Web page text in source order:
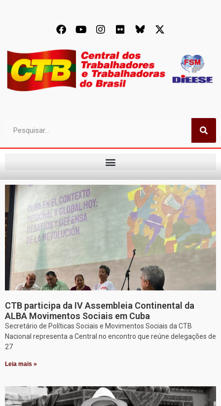
CTB participa da IV Assembleia Continental da
ALBA Movimentos Sociais em Cuba
Secretário de Políticas Sociais e Movimentos Sociais da CTB
Nacional representa a Central no encontro que reúne delegações de
27
Leia mais »